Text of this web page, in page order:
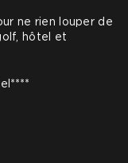
ne rien louper de
hôtel et